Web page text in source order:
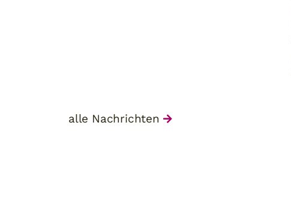
alle Nachrichten